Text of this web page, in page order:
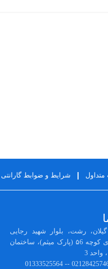
شرایط و ضوابط گارانتی
رشت، بلوار شهید رجایی
(رشتیان)، ابتدای کوچه ۵6 (پارک میثم)، ساختمان